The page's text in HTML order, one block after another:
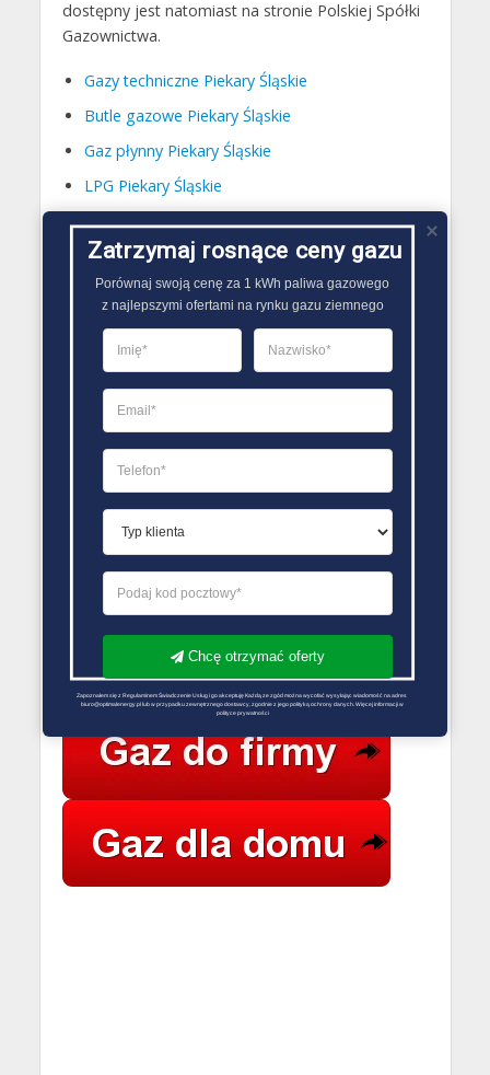
dostępny jest natomiast na stronie Polskiej Spółki
Gazownictwa.
Gazy techniczne Piekary Śląskie
Butle gazowe Piekary Śląskie
Gaz płynny Piekary Śląskie
LPG Piekary Śląskie
Dostawcy gazu Piekary Śląskie
Gazownie w innych
miastach
Gazownia
Otmuchów
Gazownia
Żmigród
Gazownia
Koźmin
Wielkopolski
Gazownia
Gazownia
Opatów
Gazownia
Gazownia
Sędziszów
Kłodawa
Gazownia
Mszczonów
PORÓWNYWARKA OFERT GAZU
Zatrzymaj rosnące ceny gazu
Porównaj swoją cenę za 1 kWh paliwa gazowego
z najlepszymi ofertami na rynku gazu ziemnego
Chcę otrzymać oferty
Zapoznałem się z Regulaminem Świadczenie Usług i go akceptuję Każdą ze zgód można wycofać wysyłając wiadomość na adres
biuro@optimalenergy.pl lub w przypadku zewnętrznego dostawcy, zgodnie z jego polityką ochrony danych. Więcej informacji w
polityce prywatności